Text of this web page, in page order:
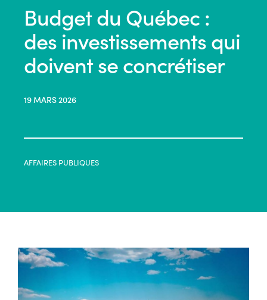
Budget du Québec :
des investissements qui
doivent se concrétiser
19 MARS 2026
AFFAIRES PUBLIQUES